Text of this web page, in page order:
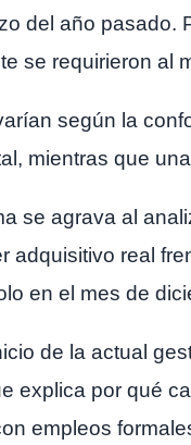
del año pasado.
se requirieron al
según la
mientras que
se agrava al
adquisitivo real
en el mes de
de la actual
explica por qué
empleos